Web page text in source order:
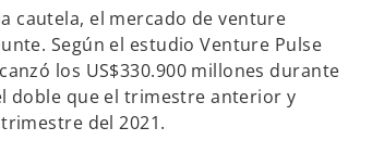
cautela, el mercado de venture
Según el estudio Venture Pulse
los US$330.900 millones durante
doble que el trimestre anterior y
del 2021.